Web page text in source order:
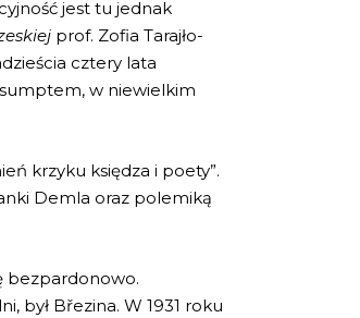
jest tu jednak
prof. Zofia Tarajło-
cztery lata
sumptem, w niewielkim
krzyku księdza i poety”.
Demla oraz polemiką
bezpardonowo.
był Březina. W 1931 roku